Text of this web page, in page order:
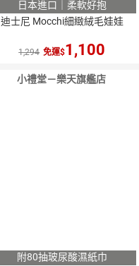
日本進口｜柔軟好抱
迪士尼 Mocchi細緻絨毛娃娃
1,294 免運 1,100
小禮堂－樂天旗艦店
附80抽玻尿酸濕紙巾